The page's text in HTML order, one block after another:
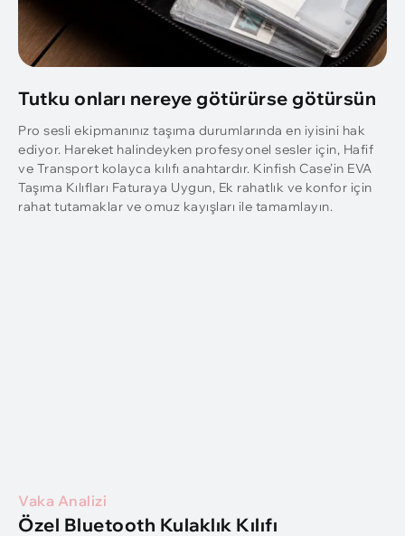
Tutku onları nereye götürürse götürsün
Pro sesli ekipmanınız taşıma durumlarında en iyisini hak
ediyor. Hareket halindeyken profesyonel sesler için, Hafif
ve Transport kolayca kılıfı anahtardır. Kinfish Case’in EVA
Taşıma Kılıfları Faturaya Uygun, Ek rahatlık ve konfor için
rahat tutamaklar ve omuz kayışları ile tamamlayın.
Vaka Analizi
Özel Bluetooth Kulaklık Kılıfı